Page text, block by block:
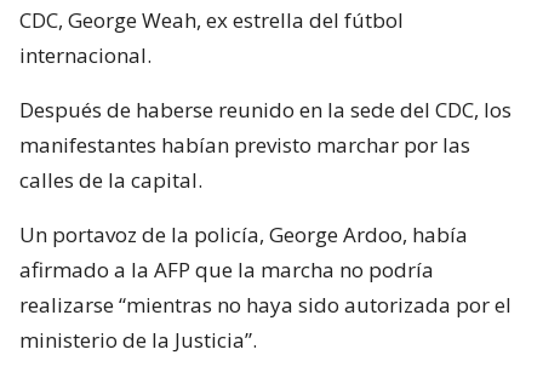
CDC, George Weah, ex estrella del fútbol
internacional.
Después de haberse reunido en la sede del CDC, los
manifestantes habían previsto marchar por las
calles de la capital.
Un portavoz de la policía, George Ardoo, había
afirmado a la AFP que la marcha no podría
realizarse “mientras no haya sido autorizada por el
ministerio de la Justicia”.